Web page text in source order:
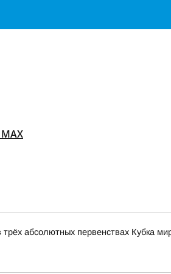
абсолютных первенствах Кубка